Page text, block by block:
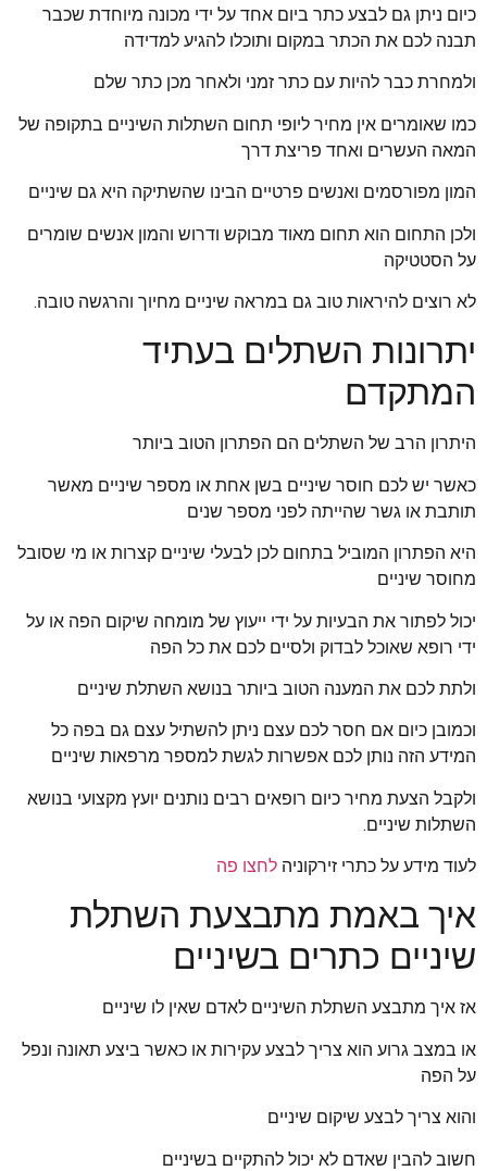
כיום ניתן גם לבצע כתר ביום אחד על ידי מכונה מיוחדת שכבר
תבנה לכם את הכתר במקום ותוכלו להגיע למדידה
ולמחרת כבר להיות עם כתר זמני ולאחר מכן כתר שלם
כמו שאומרים אין מחיר ליופי תחום השתלות השיניים בתקופה של
המאה העשרים ואחד פריצת דרך
המון מפורסמים ואנשים פרטיים הבינו שהשתיקה היא גם שיניים
ולכן התחום הוא תחום מאוד מבוקש ודרוש והמון אנשים שומרים
על הסטטיקה
לא רוצים להיראות טוב גם במראה שיניים מחיוך והרגשה טובה.
יתרונות השתלים בעתיד
המתקדם
היתרון הרב של השתלים הם הפתרון הטוב ביותר
כאשר יש לכם חוסר שיניים בשן אחת או מספר שיניים מאשר
תותבת או גשר שהייתה לפני מספר שנים
היא הפתרון המוביל בתחום לכן לבעלי שיניים קצרות או מי שסובל
מחוסר שיניים
יכול לפתור את הבעיות על ידי ייעוץ של מומחה שיקום הפה או על
ידי רופא שאוכל לבדוק ולסיים לכם את כל הפה
ולתת לכם את המענה הטוב ביותר בנושא השתלת שיניים
וכמובן כיום אם חסר לכם עצם ניתן להשתיל עצם גם בפה כל
המידע הזה נותן לכם אפשרות לגשת למספר מרפאות שיניים
ולקבל הצעת מחיר כיום רופאים רבים נותנים יועץ מקצועי בנושא
השתלות שיניים.
לעוד מידע על כתרי זירקוניה לחצו פה
איך באמת מתבצעת השתלת
שיניים כתרים בשיניים
אז איך מתבצע השתלת השיניים לאדם שאין לו שיניים
או במצב גרוע הוא צריך לבצע עקירות או כאשר ביצע תאונה ונפל
על הפה
והוא צריך לבצע שיקום שיניים
חשוב להבין שאדם לא יכול להתקיים בשיניים